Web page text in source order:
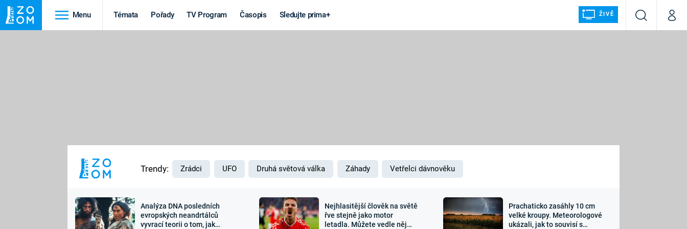
Menu Témata Pořady TV Program Časopis Sledujte prima+ ŽIVĚ
VyhledáváníMůj
MARS
Výročí
Záhady a
Zajímavosti Sledujte nás
Trendy: Zrádci UFO Druhá světová válka Záhady Vetřelci dávnověku
Analýza DNA posledních
evropských neandrtálců
vyvrací teorii o tom, jak
Nejhlasitější člověk na světě
řve stejně jako motor
letadla. Můžete vedle něj
Prachaticko zasáhly 10 cm
velké kroupy. Meteorologové
ukázali, jak to souvisí s